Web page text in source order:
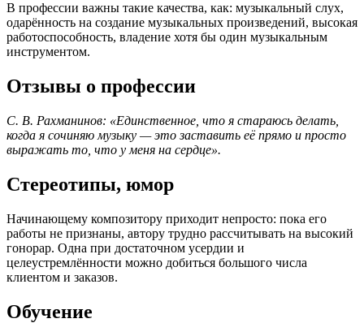
В профессии важны такие качества, как: музыкальный слух,
одарённость на создание музыкальных произведений, высокая
работоспособность, владение хотя бы один музыкальным
инструментом.
Отзывы о профессии
С. В. Рахманинов: «Единственное, что я стараюсь делать,
когда я сочиняю музыку — это заставить её прямо и просто
выражать то, что у меня на сердце».
Стереотипы, юмор
Начинающему композитору приходит непросто: пока его
работы не признаны, автору трудно рассчитывать на высокий
гонорар. Одна при достаточном усердии и
целеустремлённости можно добиться большого числа
клиентом и заказов.
Обучение